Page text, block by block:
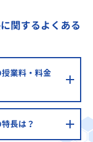
関するよくある
業料・料金
長は？